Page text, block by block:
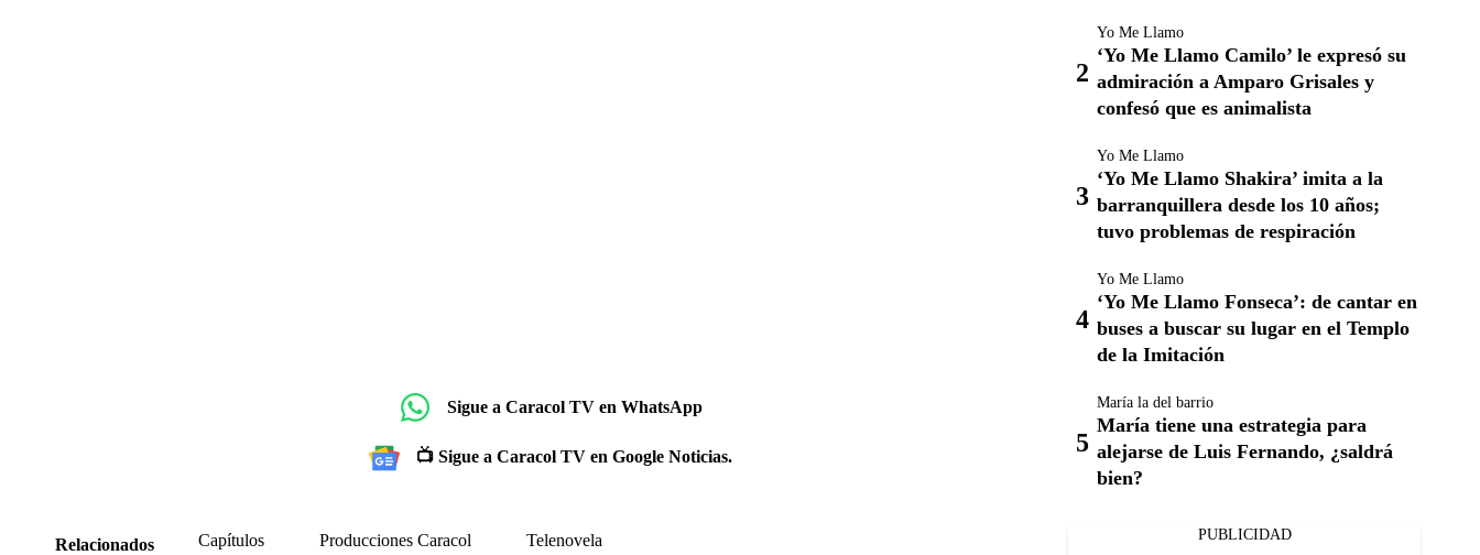
Sigue a Caracol TV en WhatsApp
📺 Sigue a Caracol TV en Google Noticias.
Relacionados Capítulos Producciones Caracol Telenovela
Yo Me Llamo
‘Yo Me Llamo Camilo’ le expresó su
admiración a Amparo Grisales y
confesó que es animalista
Yo Me Llamo
‘Yo Me Llamo Shakira’ imita a la
barranquillera desde los 10 años;
tuvo problemas de respiración
Yo Me Llamo
‘Yo Me Llamo Fonseca’: de cantar en
buses a buscar su lugar en el Templo
de la Imitación
María la del barrio
María tiene una estrategia para
alejarse de Luis Fernando, ¿saldrá
bien?
PUBLICIDAD